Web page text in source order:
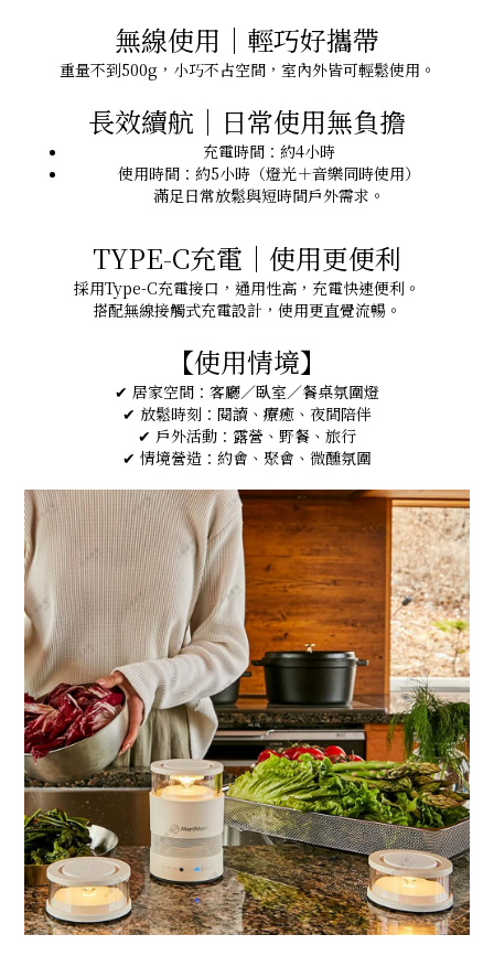
無線使用｜輕巧好攜帶
重量不到500g，小巧不占空間，室內外皆可輕鬆使用。
長效續航｜日常使用無負擔
充電時間：約4小時
使用時間：約5小時（燈光＋音樂同時使用）
滿足日常放鬆與短時間戶外需求。
TYPE-C充電｜使用更便利
採用Type-C充電接口，通用性高，充電快速便利。
搭配無線接觸式充電設計，使用更直覺流暢。
【使用情境】
✔ 居家空間：客廳／臥室／餐桌氛圍燈
✔ 放鬆時刻：閱讀、療癒、夜間陪伴
✔ 戶外活動：露營、野餐、旅行
✔ 情境營造：約會、聚會、微醺氛圍